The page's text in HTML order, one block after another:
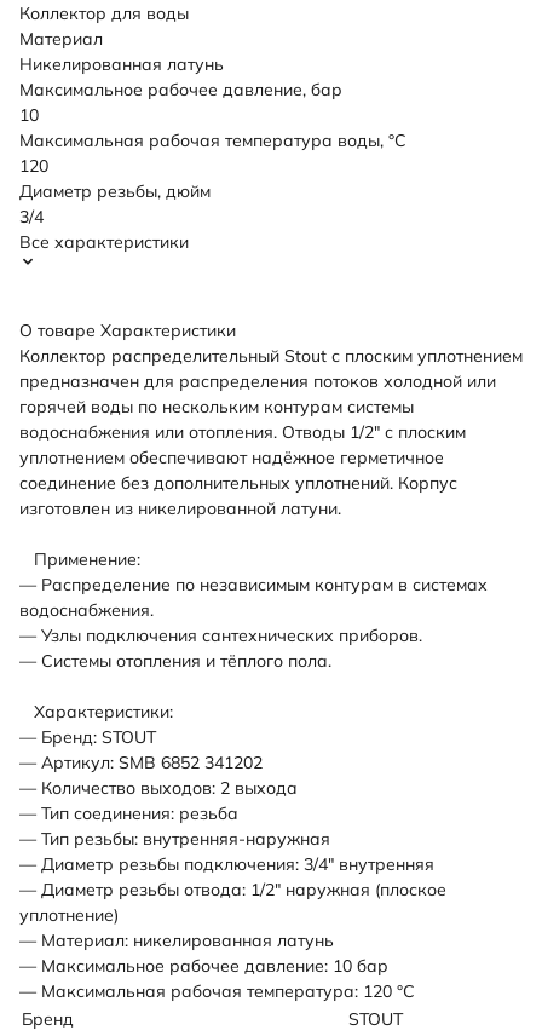
Коллектор для воды
Материал
Никелированная латунь
Максимальное рабочее давление, бар
10
Максимальная рабочая температура воды, °C
120
Диаметр резьбы, дюйм
3/4
Все характеристики
О товаре Характеристики
Коллектор распределительный Stout с плоским уплотнением
предназначен для распределения потоков холодной или
горячей воды по нескольким контурам системы
водоснабжения или отопления. Отводы 1/2" с плоским
уплотнением обеспечивают надёжное герметичное
соединение без дополнительных уплотнений. Корпус
изготовлен из никелированной латуни.
Применение:
— Распределение по независимым контурам в системах
водоснабжения.
— Узлы подключения сантехнических приборов.
— Системы отопления и тёплого пола.
Характеристики:
— Бренд: STOUT
— Артикул: SMB 6852 341202
— Количество выходов: 2 выхода
— Тип соединения: резьба
— Тип резьбы: внутренняя-наружная
— Диаметр резьбы подключения: 3/4" внутренняя
— Диаметр резьбы отвода: 1/2" наружная (плоское
уплотнение)
— Материал: никелированная латунь
— Максимальное рабочее давление: 10 бар
— Максимальная рабочая температура: 120 °С
Бренд
STOUT